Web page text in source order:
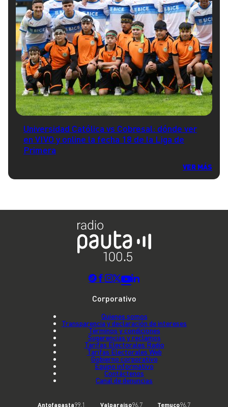
Universidad Católica vs Cobresal: dónde ver
en VIVO y online la fecha 18 de la Liga de
Primera
VER MÁS
Corporativo
Quienes somos
Transparencia y declaración de intereses
Términos y condiciones
Sugerencias y reclamos
Tarifas Electorales Radio
Tarifas Electorales Web
Gobierno corporativo
Equipo informativo
Contáctenos
Canal de denuncias
Antofagasta99.1 Valparaíso96.7 Temuco96.7